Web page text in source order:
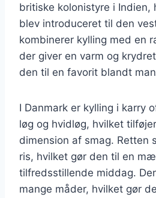
britiske kolonistyre i Indien,
blev introduceret til den
kombinerer kylling med en
der giver en varm og
den til en favorit blandt
I Danmark er kylling i karry
løg og hvidløg, hvilket
dimension af smag. Retten
ris, hvilket gør den til en
tilfredsstillende middag.
mange måder, hvilket gør